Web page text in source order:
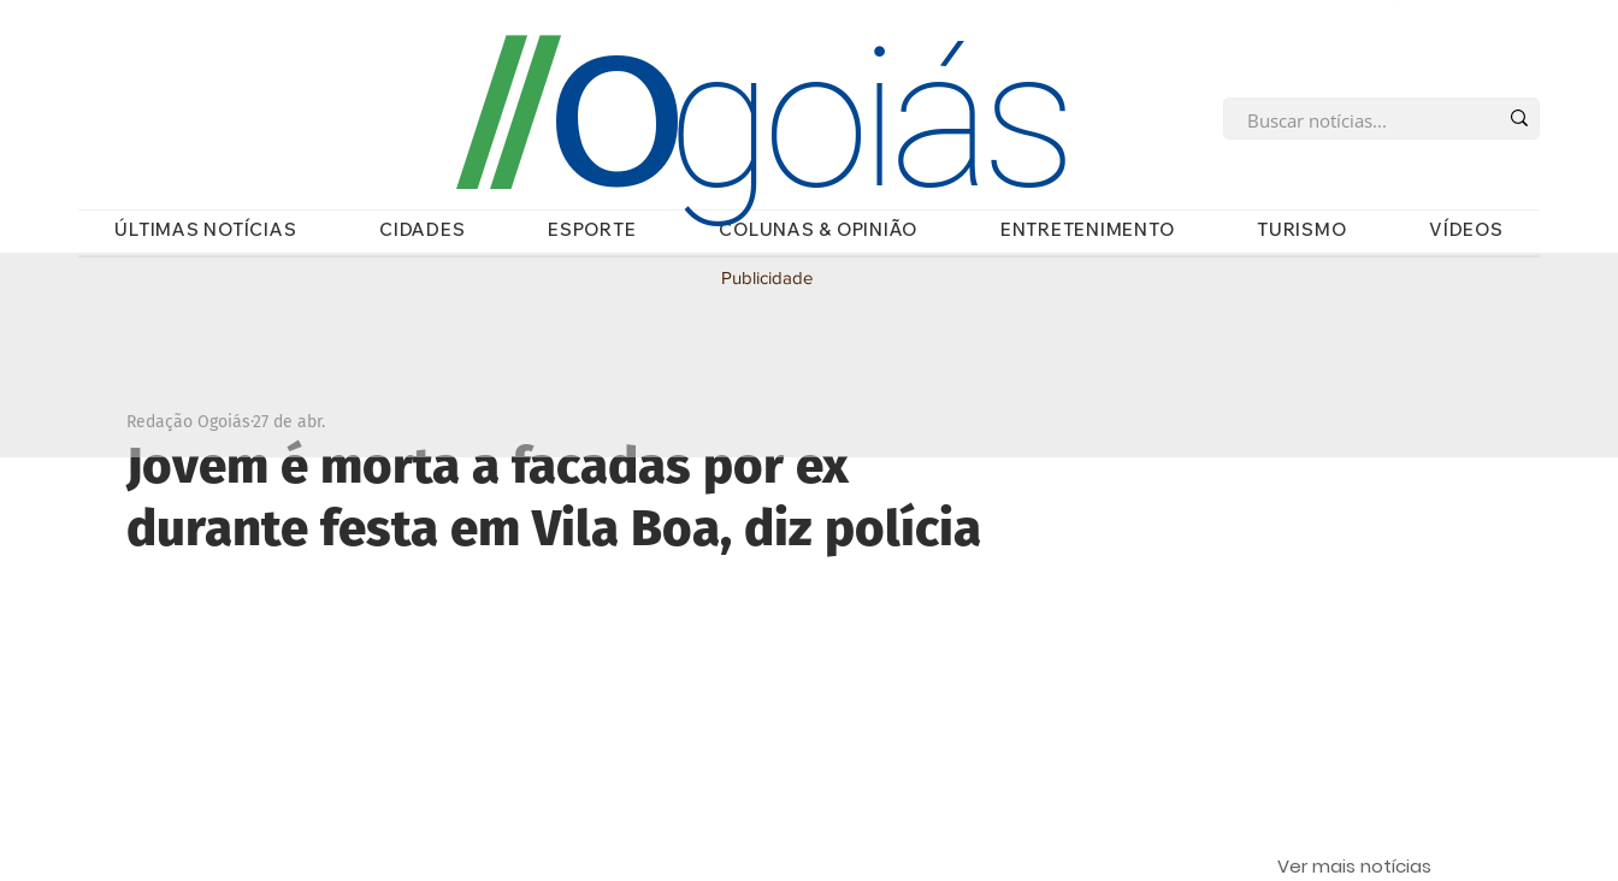
ÚLTIMAS NOTÍCIAS CIDADES ESPORTE COLUNAS & OPINIÃO ENTRETENIMENTO TURISMO VÍDEOS
//Ogoiás
Jovem é morta a facadas por ex
durante festa em Vila Boa, diz polícia
Redação Ogoiás27 de abr.
Publicidade
Ver mais notícias